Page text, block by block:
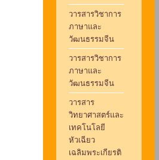
วารสารวิชาการ
ภาษาและ
วัฒนธรรมจีน
วารสารวิชาการ
ภาษาและ
วัฒนธรรมจีน
วารสาร
วิทยาศาสตร์และ
เทคโนโลยี
หัวเฉียว
เฉลิมพระเกียรติ